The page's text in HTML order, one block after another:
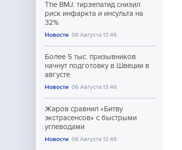
The BMJ: тирзепатид снизил
риск инфаркта и инсульта на
32%
Новости 06 Августа 13:46
Более 5 тыс. призывников
начнут подготовку в Швеции в
августе
Новости 06 Августа 13:46
Жаров сравнил «Битву
экстрасенсов» с быстрыми
углеводами
Новости 06 Августа 13:46